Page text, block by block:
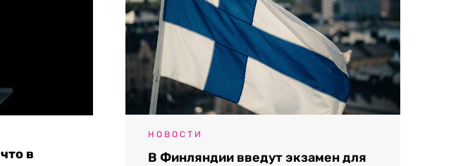
в
НОВОСТИ
В Финляндии введут экзамен для